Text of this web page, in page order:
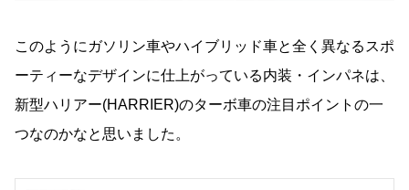
このようにガソリン車やハイブリッド車と全く異なるスポ
ーティーなデザインに仕上がっている内装・インパネは、
新型ハリアー(HARRIER)のターボ車の注目ポイントの一
つなのかなと思いました。